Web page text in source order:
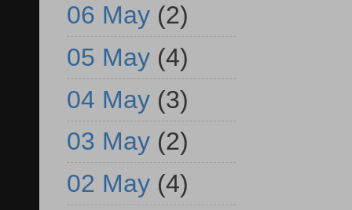
06 May (2)
05 May (4)
04 May (3)
03 May (2)
02 May (4)